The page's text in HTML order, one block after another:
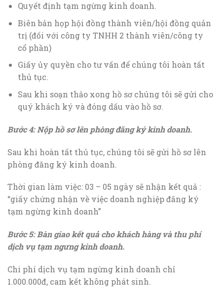
Quyết định tạm ngừng kinh doanh.
Biên bản họp hội đồng thành viên/hội đồng quản
trị (đối với công ty TNHH 2 thành viên/công ty
cổ phần)
Giấy ủy quyền cho tư vấn để chúng tôi hoàn tất
thủ tục.
Sau khi soạn thảo xong hồ sơ chúng tôi sẽ gửi cho
quý khách ký và đóng dấu vào hồ sơ.
Bước 4: Nộp hồ sơ lên phòng đăng ký kinh doanh.
Sau khi hoàn tất thủ tục, chúng tôi sẽ gửi hồ sơ lên
phòng đăng ký kinh doanh.
Thời gian làm việc: 03 – 05 ngày sẽ nhận kết quả :
“giấy chứng nhận về việc doanh nghiệp đăng ký
tạm ngừng kinh doanh”
Bước 5: Bàn giao kết quả cho khách hàng và thu phí
dịch vụ tạm ngưng kinh doanh.
Chi phí dịch vụ tạm ngừng kinh doanh chỉ
1.000.000đ, cam kết không phát sinh.